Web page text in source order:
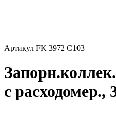
Артикул FK 3972 C103
с расходомер.,